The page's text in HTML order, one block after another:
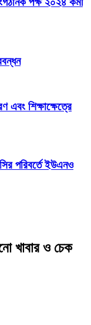
শিক্ষাক্ষেত্রে
পরিবর্তে ইউএনও
খাবার ও চেক